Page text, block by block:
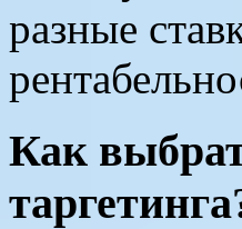
разные
Как